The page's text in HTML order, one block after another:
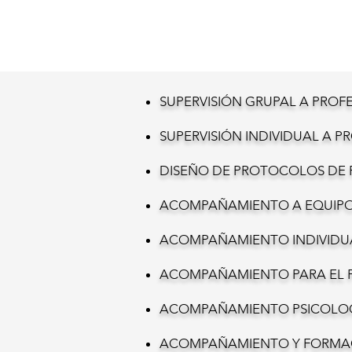
SUPERVISIÓN GRUPAL A
SUPERVISIÓN INDIVIDUAL A
DISEÑO DE PROTOCOLOS
ACOMPAÑAMIENTO A
ACOMPAÑAMIENTO
ACOMPAÑAMIENTO PARA EL
ACOMPAÑAMIENTO
ACOMPAÑAMIENTO Y